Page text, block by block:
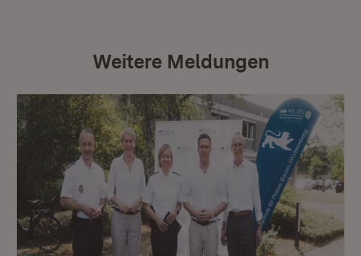
Weitere Meldungen